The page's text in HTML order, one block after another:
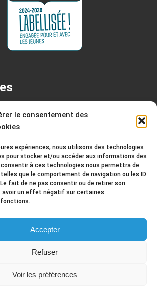
le consentement des
expériences, nous utilisons des technologies
pour stocker et/ou accéder aux informations des
à ces technologies nous permettra de
que le comportement de navigation ou les ID
fait de ne pas consentir ou de retirer son
un effet négatif sur certaines
Accepter
Refuser
Voir les préférences
confidentialité
guerande.fr